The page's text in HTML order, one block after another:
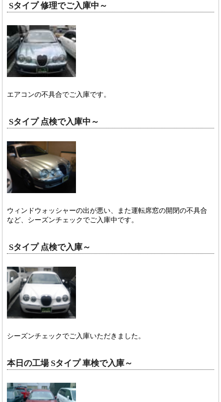
Sタイプ 修理でご入庫中～
エアコンの不具合でご入庫です。
Sタイプ 点検で入庫中～
ウィンドウォッシャーの出が悪い、また運転席窓の開閉の不具合
など、シーズンチェックでご入庫中です。
Sタイプ 点検で入庫～
シーズンチェックでご入庫いただきました。
本日の工場 Sタイプ 車検で入庫～